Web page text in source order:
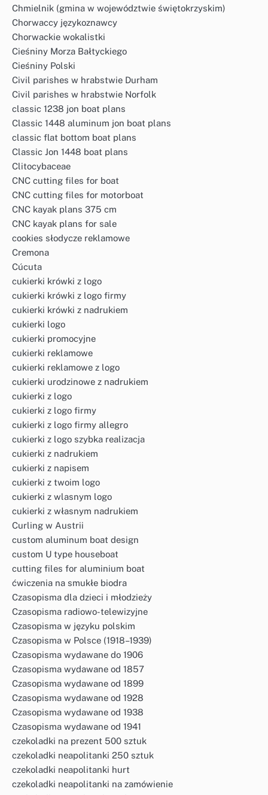
Chmielnik (gmina w województwie świętokrzyskim)
Chorwaccy językoznawcy
Chorwackie wokalistki
Cieśniny Morza Bałtyckiego
Cieśniny Polski
Civil parishes w hrabstwie Durham
Civil parishes w hrabstwie Norfolk
classic 1238 jon boat plans
Classic 1448 aluminum jon boat plans
classic flat bottom boat plans
Classic Jon 1448 boat plans
Clitocybaceae
CNC cutting files for boat
CNC cutting files for motorboat
CNC kayak plans 375 cm
CNC kayak plans for sale
cookies słodycze reklamowe
Cremona
Cúcuta
cukierki krówki z logo
cukierki krówki z logo firmy
cukierki krówki z nadrukiem
cukierki logo
cukierki promocyjne
cukierki reklamowe
cukierki reklamowe z logo
cukierki urodzinowe z nadrukiem
cukierki z logo
cukierki z logo firmy
cukierki z logo firmy allegro
cukierki z logo szybka realizacja
cukierki z nadrukiem
cukierki z napisem
cukierki z twoim logo
cukierki z wlasnym logo
cukierki z własnym nadrukiem
Curling w Austrii
custom aluminum boat design
custom U type houseboat
cutting files for aluminium boat
ćwiczenia na smukłe biodra
Czasopisma dla dzieci i młodzieży
Czasopisma radiowo-telewizyjne
Czasopisma w języku polskim
Czasopisma w Polsce (1918–1939)
Czasopisma wydawane do 1906
Czasopisma wydawane od 1857
Czasopisma wydawane od 1899
Czasopisma wydawane od 1928
Czasopisma wydawane od 1938
Czasopisma wydawane od 1941
czekoladki na prezent 500 sztuk
czekoladki neapolitanki 250 sztuk
czekoladki neapolitanki hurt
czekoladki neapolitanki na zamówienie